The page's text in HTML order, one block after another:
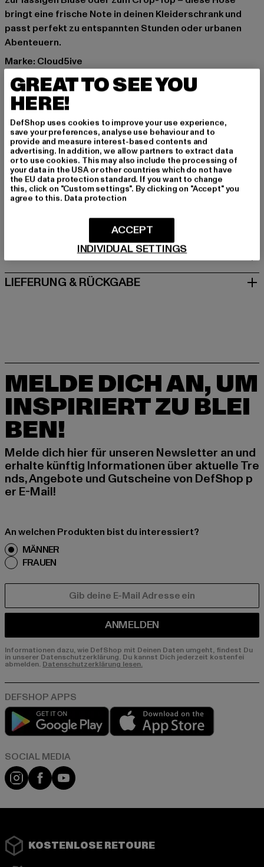
bringt eine frische Note in deinen Kleiderschrank und
passt perfekt zu entspannten Stunden oder urbanen
Abenteuern.
Marke: Cloud5ive
Kat.: Bekleidung
Farbe: blau
Hersteller Farbe: navy
Materialzusammensetzung: 100% Viskose
Art.Nr: 22048088-00155
Hersteller: Bestseller Textilhandels GmbH |
hamburg@bestseller.com
Modering 1,Haus A | 22457 Hamburg | DE
GRÖSSE & PASSFORM
PFLEGEHINWEISE
LIEFERUNG & RÜCKGABE
MELDE DICH AN, UM
INSPIRIERT ZU BLEI
BEN!
Melde dich hier für unseren Newsletter an und
erhalte künftig Informationen über aktuelle Tre
nds, Angebote und Gutscheine von DefShop p
er E-Mail!
An welchen Produkten bist du interessiert?
MÄNNER
FRAUEN
ANMELDEN
Informationen dazu, wie DefShop mit Deinen Daten umgeht, findest Du
in unserer Datenschutzerklärung. Du kannst Dich jederzeit kostenfei
abmelden. Datenschutzerklärung lesen.
Play market
Instagram
FacebookYouTube
KOSTENLOSE RETOURE
GREAT TO SEE YOU
HERE!
DefShop uses cookies to improve your use experience,
save your preferences, analyse use behaviour and to
provide and measure interest-based contents and
advertising. In addition, we allow partners to extract data
or to use cookies. This may also include the processing of
your data in the USA or other countries which do not have
the EU data protection standard. If you want to change
this, click on "Custom settings". By clicking on "Accept" you
agree to this. Data protection
INDIVIDUAL SETTINGS
ACCEPT